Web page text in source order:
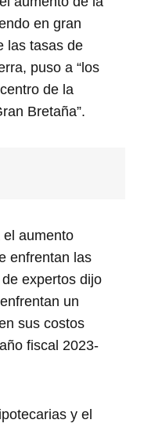
en gran
las tasas de
puso a “los
de la
Bretaña”.
el aumento
enfrentan las
expertos dijo
un
sus costos
fiscal 2023-
y el